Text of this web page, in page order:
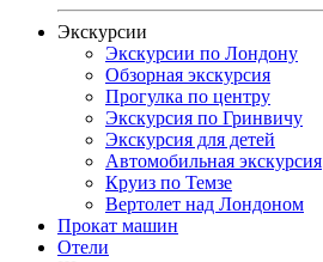
Экскурсии
Экскурсии по Лондону
Обзорная экскурсия
Прогулка по центру
Экскурсия по Гринвичу
Экскурсия для детей
Автомобильная экскурсия
Круиз по Темзе
Вертолет над Лондоном
Прокат машин
Отели